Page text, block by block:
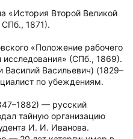
«История Второй Великой
1871).
«Положение рабочего
(СПб., 1869).
Васильевич) (1829–
по убеждениям.
— русский
тайную организацию
И. И. Иванова.